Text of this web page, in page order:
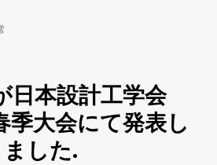
日本設計工学会
季大会にて発表し
ました.